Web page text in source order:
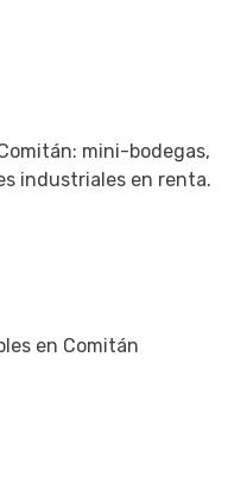
mini-bodegas,
industriales en renta.
en Comitán